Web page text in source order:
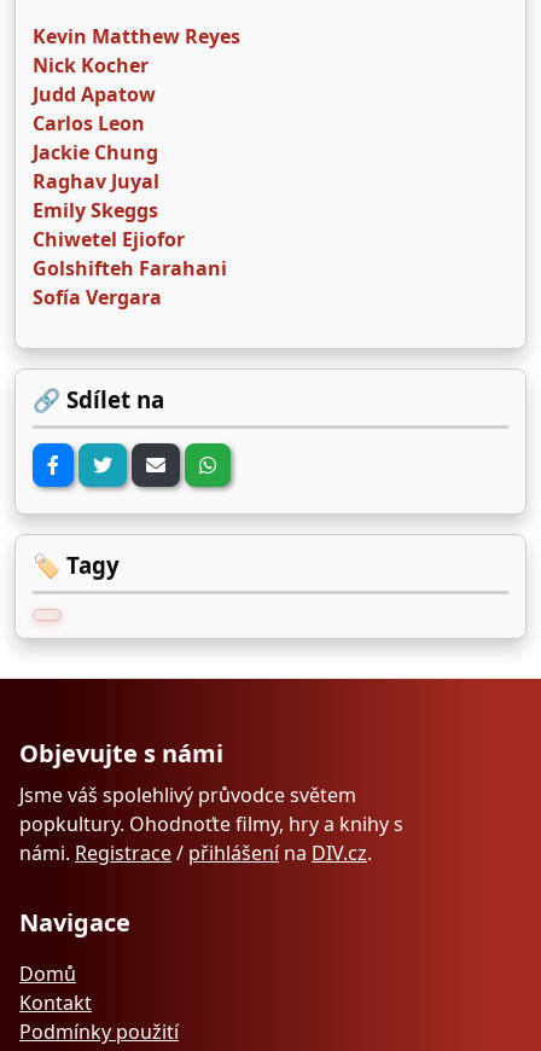
Kevin Matthew Reyes
Nick Kocher
Judd Apatow
Carlos Leon
Jackie Chung
Raghav Juyal
Emily Skeggs
Chiwetel Ejiofor
Golshifteh Farahani
Sofía Vergara
🔗 Sdílet na
🏷️ Tagy
Objevujte s námi
Jsme váš spolehlivý průvodce světem
popkultury. Ohodnoťte filmy, hry a knihy s
námi. Registrace/ přihlášenína DIV.cz.
Navigace
Domů
Kontakt
Podmínky použití